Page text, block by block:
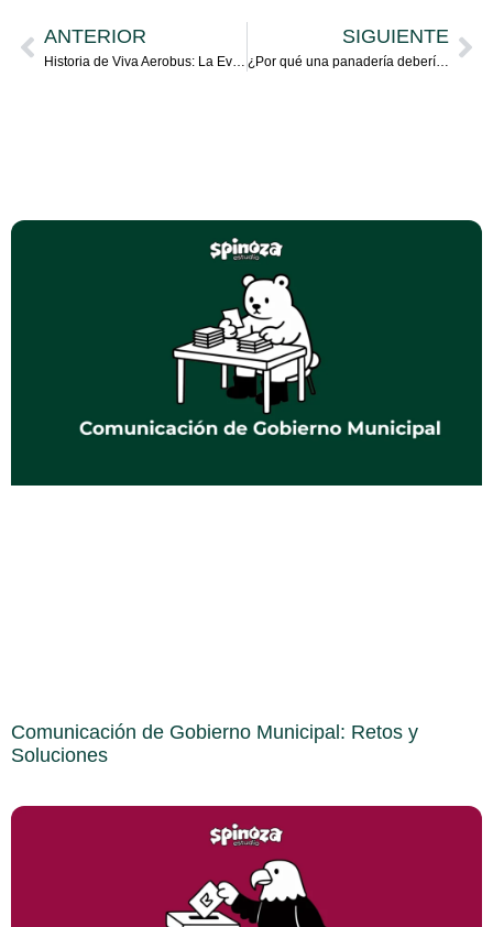
ANTERIOR
Historia de Viva Aerobus: La Evolución de la Aviación de Bajo Costo en México
SIGUIENTE
¿Por qué una panadería debería tener gas natural en 2025?
Comunicación de Gobierno Municipal: Retos y
Soluciones